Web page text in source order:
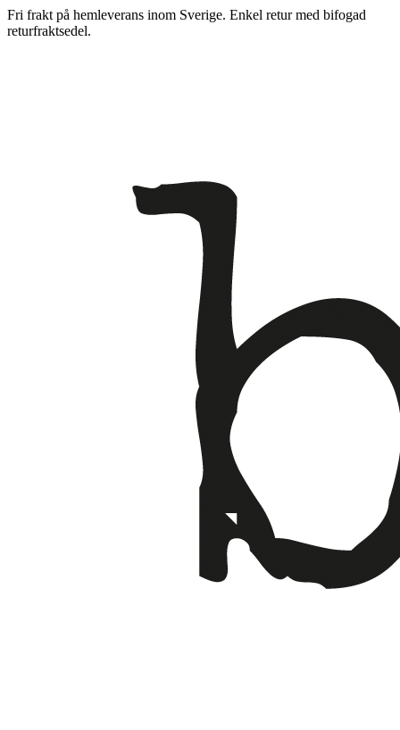
Fri frakt på hemleverans inom Sverige. Enkel retur med bifogad
returfraktsedel.